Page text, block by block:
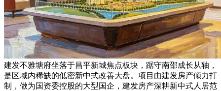
建发不雅塘府坐落于昌平新城焦点板块，踞守南邵成长从轴，
是区域内稀缺的低密新中式改善大盘。项目由建发房产倾力打
制，做为国资委控股的大型国企，建发房产深耕新中式人居范